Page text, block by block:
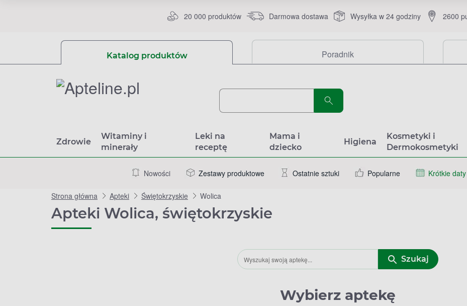
20 000 produktów Darmowa dostawa Wysyłka w 24 godziny 2600
Katalog produktów Poradnik
Zdrowie
Witaminy i
minerały
Leki na
receptę
Mama i
dziecko
Higiena
Kosmetyki i
Dermokosmetyki
Nowości Zestawy produktowe Ostatnie sztuki Popularne Krótkie daty
Strona główna Apteki Świętokrzyskie Wolica
Apteki Wolica, świętokrzyskie
Szukaj
Wybierz aptekę